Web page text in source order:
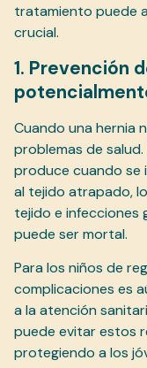
tratamiento puede
crucial.
1. Prevención
Cuando una hernia
problemas de
produce cuando se
al tejido atrapado,
tejido e infecciones
puede ser mortal.
Para los niños de
complicaciones es
a la atención
puede evitar estos
protegiendo a los